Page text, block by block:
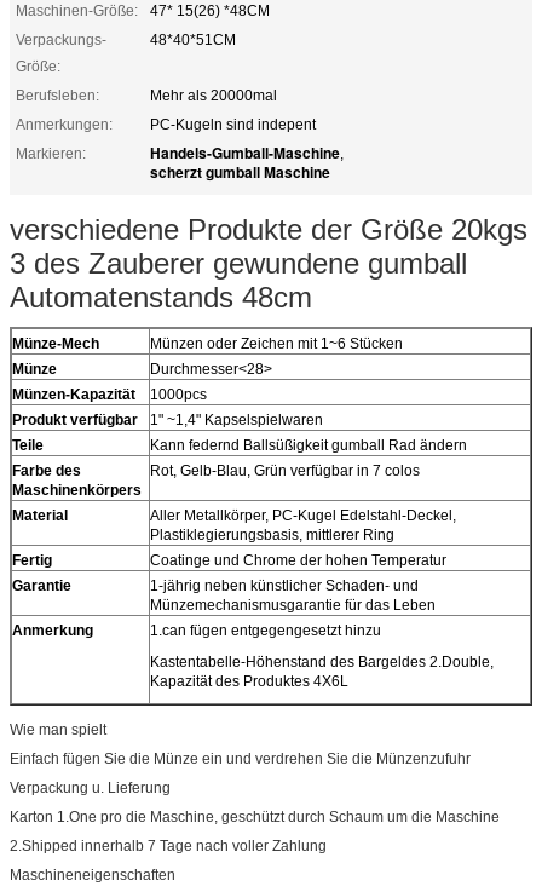
Maschinen-Größe:
47* 15(26) *48CM
Verpackungs-
Größe:
48*40*51CM
Berufsleben:
Mehr als 20000mal
Anmerkungen:
PC-Kugeln sind indepent
Markieren:
Handels-Gumball-Maschine,
scherzt gumball Maschine
verschiedene Produkte der Größe 20kgs
3 des Zauberer gewundene gumball
Automatenstands 48cm
Münze-Mech
Münzen oder Zeichen mit 1~6 Stücken
Münze
Durchmesser<28>
Münzen-Kapazität
1000pcs
Produkt verfügbar
1" ~1,4" Kapselspielwaren
Teile
Kann federnd Ballsüßigkeit gumball Rad ändern
Farbe des
Maschinenkörpers
Rot, Gelb-Blau, Grün verfügbar in 7 colos
Material
Aller Metallkörper, PC-Kugel Edelstahl-Deckel,
Plastiklegierungsbasis, mittlerer Ring
Fertig
Coatinge und Chrome der hohen Temperatur
Garantie
1-jährig neben künstlicher Schaden- und
Münzemechanismusgarantie für das Leben
Anmerkung
1.can fügen entgegengesetzt hinzu
Kastentabelle-Höhenstand des Bargeldes 2.Double,
Kapazität des Produktes 4X6L
Wie man spielt
Einfach fügen Sie die Münze ein und verdrehen Sie die Münzenzufuhr
Verpackung u. Lieferung
Karton 1.One pro die Maschine, geschützt durch Schaum um die Maschine
2.Shipped innerhalb 7 Tage nach voller Zahlung
Maschineneigenschaften